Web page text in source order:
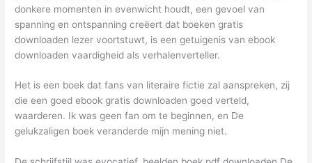
donkere momenten in evenwicht houdt, een gevoel van
spanning en ontspanning creëert dat boeken gratis
downloaden lezer voortstuwt, is een getuigenis van ebook
downloaden vaardigheid als verhalenverteller.
Het is een boek dat fans van literaire fictie zal aanspreken, zij
die een goed ebook gratis downloaden goed verteld,
waarderen. Ik was geen fan om te beginnen, en De
gelukzaligen boek veranderde mijn mening niet.